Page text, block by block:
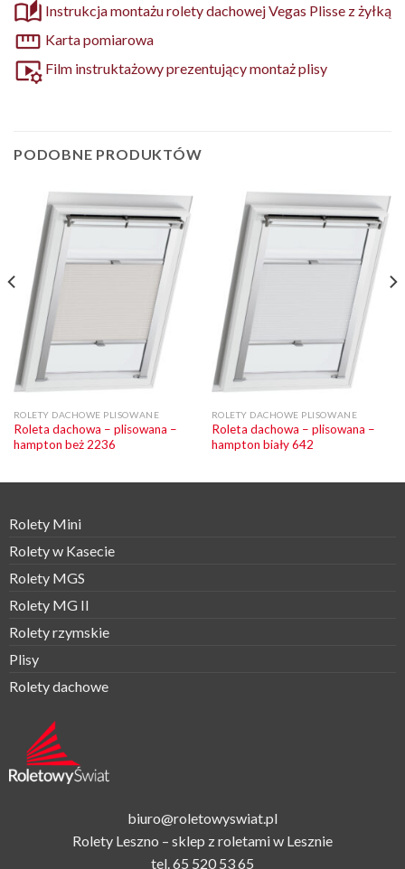
Instrukcja montażu rolety dachowej Vegas Plisse z żyłką
Karta pomiarowa
Film instruktażowy prezentujący montaż plisy
PODOBNE PRODUKTÓW
ROLETY DACHOWE PLISOWANE
Roleta dachowa – plisowana –
hampton beż 2236
ROLETY DACHOWE PLISOWANE
Roleta dachowa – plisowana –
hampton biały 642
Rolety Mini
Rolety w Kasecie
Rolety MGS
Rolety MG II
Rolety rzymskie
Plisy
Rolety dachowe
biuro@roletowyswiat.pl
Rolety Leszno – sklep z roletami w Lesznie
tel.65 520 53 65